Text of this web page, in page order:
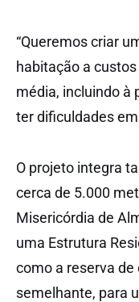
“Queremos criar
habitação a
média, incluindo à
ter dificuldades
O projeto integra
cerca de 5.000
Misericórdia de
uma Estrutura
como a reserva
semelhante, para